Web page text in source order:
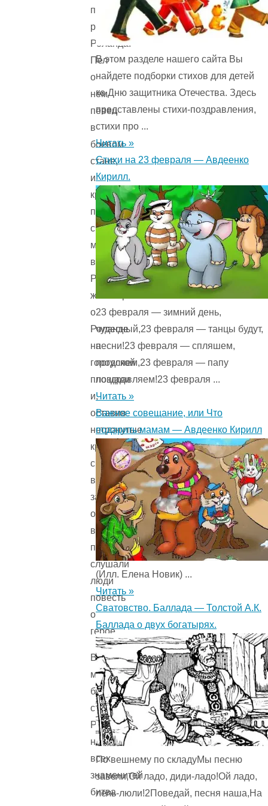
подвигах
рыцаря
Роланда.
Пел
о
нём
певец
в
боевом
стане,
и
крепло
перед
сражением
мужество
воинов.
Рассказывал
жонглёр
о
Роланде
на
городской
площади
и,
оставив
нетронутые
кружки
с
вином,
забыв
о
весёлых
плясках,
слушали
люди
повесть
о
герое.
Во
многих
битвах
сражался
Роланд,
но
всех
знаменитей
битва
В этом разделе нашего сайта Вы
найдете подборки стихов для детей
ко Дню защитника Отечества. Здесь
представлены стихи-поздравления,
стихи про ...
Читать »
Стихи на 23 февраля — Авдеенко
Кирилл.
23 февраля — зимний день,
чудесный,23 февраля — танцы будут,
песни!23 февраля — спляшем,
погуляем,23 февраля — папу
поздравляем!23 февраля ...
Читать »
Важное совещание, или Что
подарить мамам — Авдеенко Кирилл
(Илл. Елена Новик) ...
Читать »
Сватовство. Баллада — Толстой А.К.
Баллада о двух богатырях.
По вешнему по складуМы песню
завели,Ой ладо, диди-ладо!Ой ладо,
лель-люли!2Поведай, песня наша,На